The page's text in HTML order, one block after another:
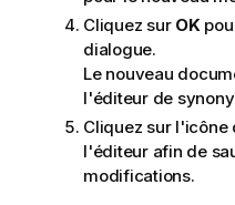
Cliquez sur OK
dialogue.
Le nouveau
l'éditeur de
Cliquez sur l'icône
l'éditeur afin de
modifications.